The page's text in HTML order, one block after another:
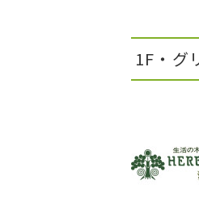
1F・グ